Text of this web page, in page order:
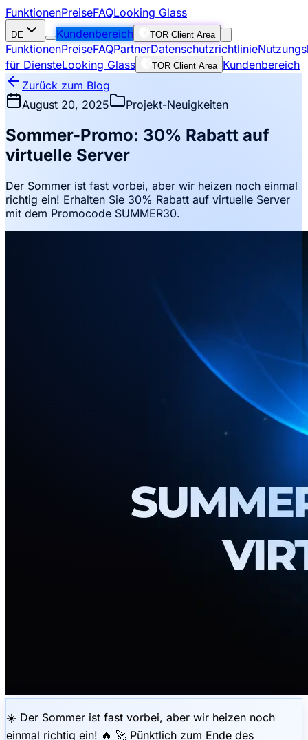
FunktionenPreiseFAQLooking Glass
DE Kundenbereich TOR Client Area
FunktionenPreiseFAQPartnerDatenschutzrichtlinie
für DiensteLooking Glass TOR Client Area Kundenbereich
Zurück zum Blog
August 20, 2025
Projekt-Neuigkeiten
Sommer-Promo: 30% Rabatt auf
virtuelle Server
Der Sommer ist fast vorbei, aber wir heizen noch einmal
richtig ein! Erhalten Sie 30% Rabatt auf virtuelle Server
mit dem Promocode SUMMER30.
☀️ Der Sommer ist fast vorbei, aber wir heizen noch
einmal richtig ein! 🔥 🚀 Pünktlich zum Ende des